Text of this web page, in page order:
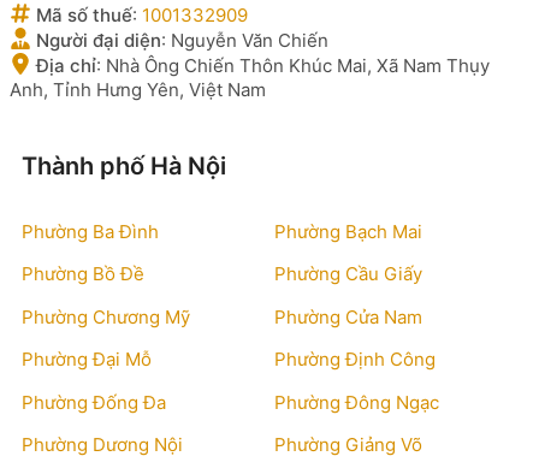
Mã số thuế: 1001332909
Người đại diện: Nguyễn Văn Chiến
Địa chỉ: Nhà Ông Chiến Thôn Khúc Mai, Xã Nam Thụy
Anh, Tỉnh Hưng Yên, Việt Nam
Thành phố Hà Nội
Phường Ba Đình
Phường Bạch Mai
Phường Bồ Đề
Phường Cầu Giấy
Phường Chương Mỹ
Phường Cửa Nam
Phường Đại Mỗ
Phường Định Công
Phường Đống Đa
Phường Đông Ngạc
Phường Dương Nội
Phường Giảng Võ